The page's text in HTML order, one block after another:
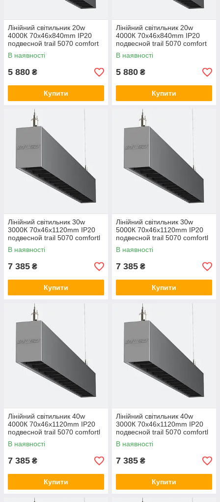
Лінійний світильник 20w
4000К 70х46х840mm IP20
подвесной trail 5070 comfort
LC-LED-D20-840 3000, 40,
Теплий білий
В наявності
5 880 ₴
Купити
Лінійний світильник 20w
4000К 70х46х840mm IP20
подвесной trail 5070 comfort
LC-LED-D20-840 5000, 40,
Холодний білий
В наявності
5 880 ₴
Купити
Лінійний світильник 30w
3000К 70х46х1120mm IP20
подвесной trail 5070 comfortl
LC-LED-D30-1120-3К
В наявності
7 385 ₴
Купити
Лінійний світильник 30w
5000К 70х46х1120mm IP20
подвесной trail 5070 comfortl
LC-LED-D30-1120-5К
В наявності
7 385 ₴
Купити
Лінійний світильник 40w
4000К 70х46х1120mm IP20
подвесной trail 5070 comfortl
LC-LED-D40-1120
В наявності
7 385 ₴
Купити
Лінійний світильник 40w
3000К 70х46х1120mm IP20
подвесной trail 5070 comfortl
LC-LED-D40-1120-3К
В наявності
7 385 ₴
Купити